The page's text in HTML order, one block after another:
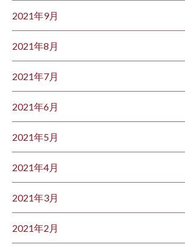
2021年9月
2021年8月
2021年7月
2021年6月
2021年5月
2021年4月
2021年3月
2021年2月